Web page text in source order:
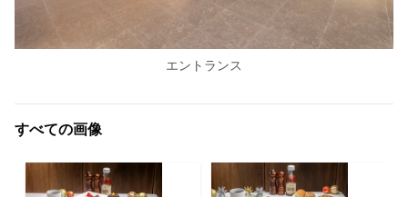
エントランス
すべての画像